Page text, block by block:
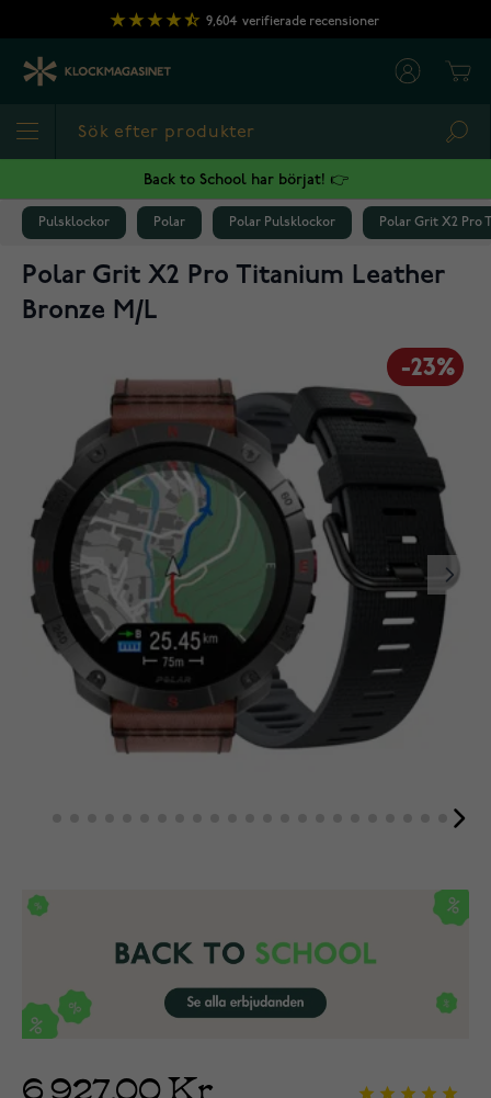
Hoppa till innehållet
9,604 verifierade recensioner
Back to School har börjat! 👉
Pulsklockor Polar Polar Pulsklockor Polar Grit X2 Pro
Polar Grit X2 Pro Titanium Leather
Bronze M/L
-23%
6 927,00 Kr